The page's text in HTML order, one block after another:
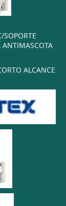
ALCANCE
SOPORTE